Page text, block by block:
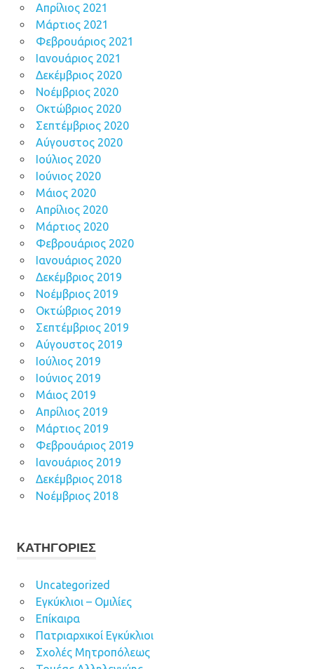
Απρίλιος 2021
Μάρτιος 2021
Φεβρουάριος 2021
Ιανουάριος 2021
Δεκέμβριος 2020
Νοέμβριος 2020
Οκτώβριος 2020
Σεπτέμβριος 2020
Αύγουστος 2020
Ιούλιος 2020
Ιούνιος 2020
Μάιος 2020
Απρίλιος 2020
Μάρτιος 2020
Φεβρουάριος 2020
Ιανουάριος 2020
Δεκέμβριος 2019
Νοέμβριος 2019
Οκτώβριος 2019
Σεπτέμβριος 2019
Αύγουστος 2019
Ιούλιος 2019
Ιούνιος 2019
Μάιος 2019
Απρίλιος 2019
Μάρτιος 2019
Φεβρουάριος 2019
Ιανουάριος 2019
Δεκέμβριος 2018
Νοέμβριος 2018
KΑΤΗΓΟΡΊΕΣ
Uncategorized
Εγκύκλιοι – Ομιλίες
Επίκαιρα
Πατριαρχικοί Εγκύκλιοι
Σχολές Μητροπόλεως